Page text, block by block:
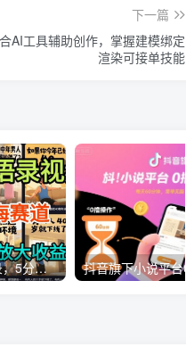
下一篇
AI工具辅助创作，掌握建模绑定
渲染可接单技能
AI制作老男人扎心语录，5分钟一条，操作简单，流量非常大，保姆级教程